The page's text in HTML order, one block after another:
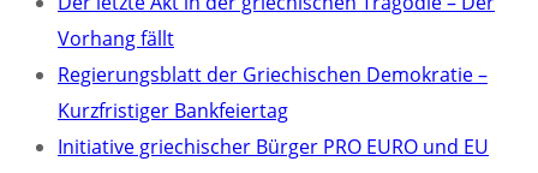
Vorhang fällt
Regierungsblatt der Griechischen Demokratie –
Kurzfristiger Bankfeiertag
Initiative griechischer Bürger PRO EURO und EU